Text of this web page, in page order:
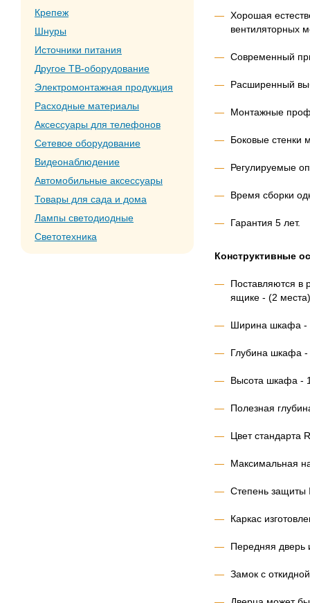
Крепеж
Шнуры
Источники питания
Другое ТВ-оборудование
Электромонтажная продукция
Расходные материалы
Аксессуары для телефонов
Сетевое оборудование
Видеонаблюдение
Автомобильные аксессуары
Товары для сада и дома
Лампы светодиодные
Светотехника
Хорошая
вентиляторных
Современный
Расширенный
Монтажные
Боковые стенки
Регулируемые
Время сборки
Гарантия 5 лет.
Конструктивные
Поставляются в
ящике - (2
Ширина шкафа -
Глубина шкафа
Высота шкафа -
Полезная
Цвет стандарта
Максимальная
Степень защиты
Каркас
Передняя дверь
Замок с